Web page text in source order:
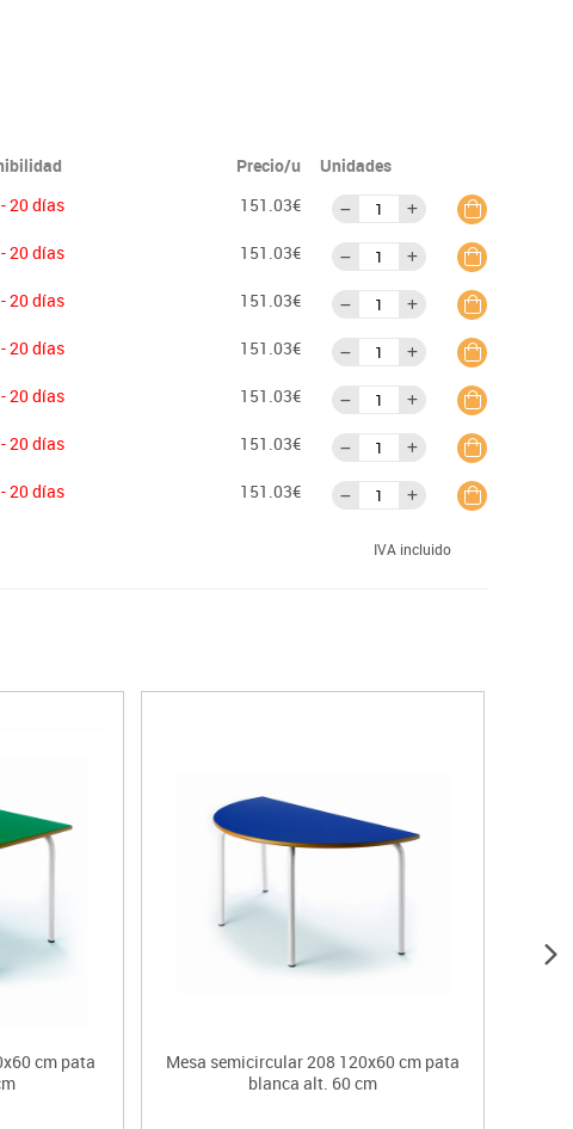
Precio/u
Unidades
20 días 151.03€
20 días 151.03€
20 días 151.03€
20 días 151.03€
20 días 151.03€
20 días 151.03€
20 días 151.03€
IVA incluido
cm pata
Mesa semicircular 208 120x60 cm pata
blanca alt. 60 cm